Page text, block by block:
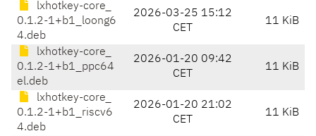
lxhotkey-core_
0.1.2-1+b1_loong6
4.deb
2026-03-25 15:12
CET
11 KiB
lxhotkey-core_
0.1.2-1+b1_ppc64
el.deb
2026-01-20 09:42
CET
11 KiB
lxhotkey-core_
0.1.2-1+b1_riscv6
4.deb
2026-01-20 21:02
CET
11 KiB